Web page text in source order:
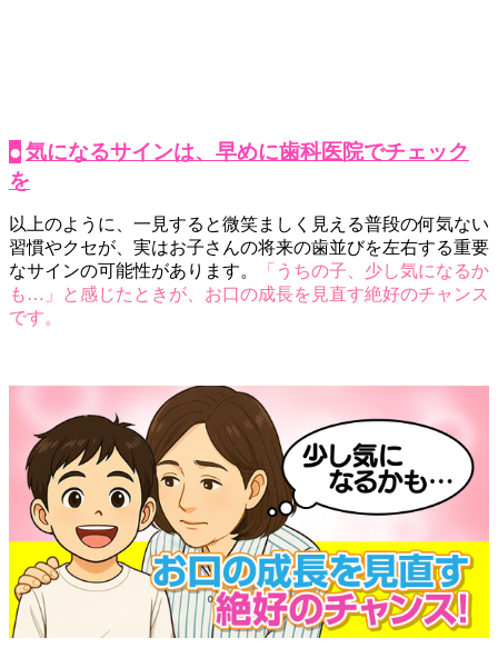
● 気になるサインは、早めに歯科医院でチェック
を
以上のように、一見すると微笑ましく見える普段の何気ない
習慣やクセが、実はお子さんの将来の歯並びを左右する重要
なサインの可能性があります。
「うちの子、少し気になるか
も…」と感じたときが、お口の成長を見直す絶好のチャンス
です。